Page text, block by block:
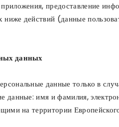
предоставление
ниже действий (данные
данных
данные только в
данные: имя и фамилия,
на территории